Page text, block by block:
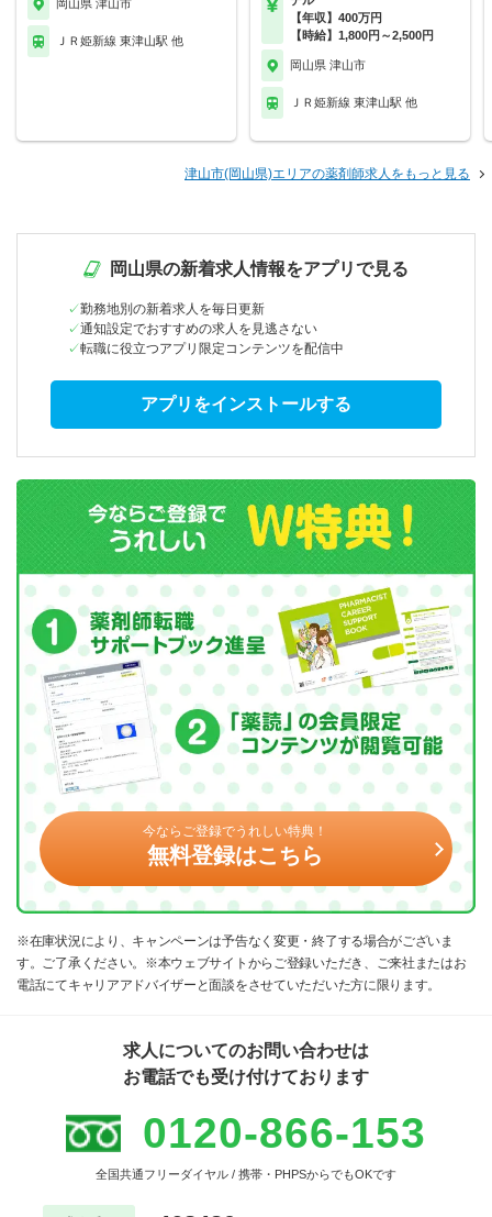
岡山県 津山市
ＪＲ姫新線 東津山駅 他
【年収】400万円
【時給】1,800円～2,500円
岡山県 津山市
ＪＲ姫新線 東津山駅 他
津山市(岡山県)エリアの薬剤師求人をもっと見る
岡山県の新着求人情報をアプリで見る
勤務地別の新着求人を毎日更新
通知設定でおすすめの求人を見逃さない
転職に役立つアプリ限定コンテンツを配信中
アプリをインストールする
今ならご登録でうれしい特典！
無料登録はこちら
※在庫状況により、キャンペーンは予告なく変更・終了する場合がございま
す。ご了承ください。※本ウェブサイトからご登録いただき、ご来社またはお
電話にてキャリアアドバイザーと面談をさせていただいた方に限ります。
求人についてのお問い合わせは
お電話でも受け付けております
0120-866-153
全国共通フリーダイヤル / 携帯・PHPSからでもOKです